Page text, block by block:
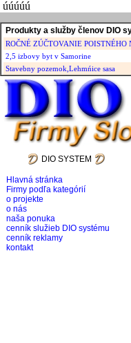
úúúúú
Produkty a služby členov DIO
ROČNÉ ZÚČTOVANIE POISTNÉHO
2,5 izbovy byt v Samorine
Stavebny pozemok,Lehmńice sasa
DIO SYSTEM
Hlavná stránka
Firmy podľa kategórií
o projekte
o nás
naša ponuka
cenník služieb DIO systému
cenník reklamy
kontakt